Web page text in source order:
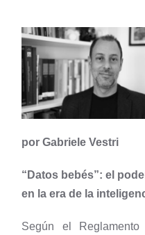
por Gabriele Vestri
“Datos bebés”: el
en la era de la
Según el